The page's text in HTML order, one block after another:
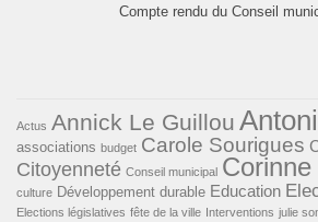
Compte rendu du Conseil
Actus Annick Le Guillou
associations budget Carole Sourigues
Citoyenneté Conseil municipal
culture Développement durable Education
Elections législatives fête de la ville Interventions julie